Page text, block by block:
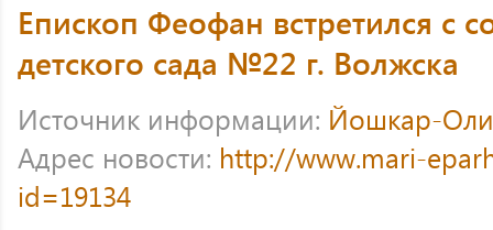
Епископ Феофан встретился с
детского сада №22 г. Волжска
Источник информации: Йошкар-
Адрес новости: http://www.mari-
id=19134